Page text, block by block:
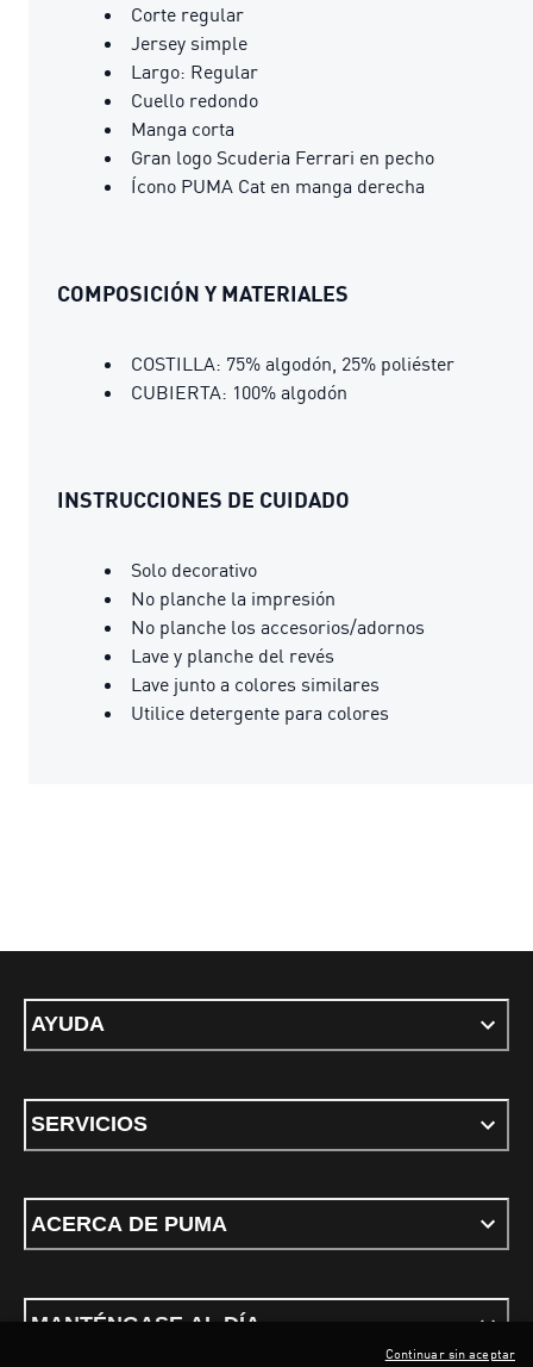
Corte regular
Jersey simple
Largo: Regular
Cuello redondo
Manga corta
Gran logo Scuderia Ferrari en pecho
Ícono PUMA Cat en manga derecha
COMPOSICIÓN Y MATERIALES
COSTILLA: 75% algodón, 25% poliéster
CUBIERTA: 100% algodón
INSTRUCCIONES DE CUIDADO
Solo decorativo
No planche la impresión
No planche los accesorios/adornos
Lave y planche del revés
Lave junto a colores similares
Utilice detergente para colores
AYUDA
SERVICIOS
ACERCA DE PUMA
MANTÉNGASE AL DÍA
Continuar sin aceptar